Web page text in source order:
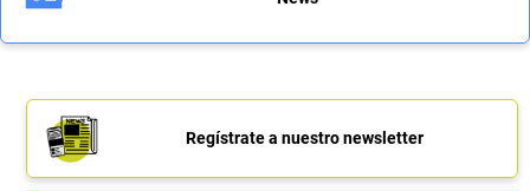
Regístrate a nuestro newsletter